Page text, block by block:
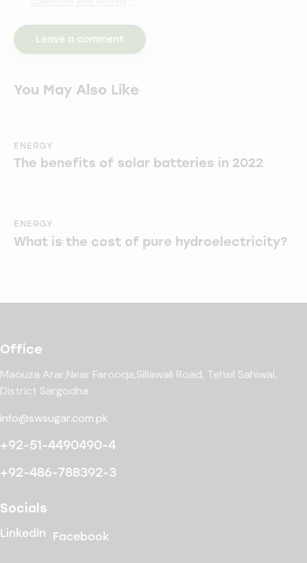
You May Also Like
ENERGY
The benefits of solar batteries in 2022
ENERGY
What is the cost of pure hydroelectricity?
Office
Maouza Arar,Near Farooqa,Sillawali Road, Tehsil Sahiwal,
District Sargodha.
info@swsugar.com.pk
+92-51-4490490-4
+92-486-788392-3
Socials
LinkedIn Facebook